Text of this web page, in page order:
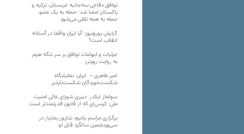
توافق دفاعی سه‌جانبه عربستان، ترکیه و
پاکستان امضا شد؛ حمله به یک عضو،
حمله به همه تلقی می‌شود
گزارش یورونیوز؛ آیا ایران واقعا در آستانه
انقلاب است؟
جزئیات و ابهامات توافق بر سر تنگه هرمز
به روایت رویترز
امیر طاهری – ایران: نمایشگاه
شکست‌خوردگان شکست‌ناپذیر
سولماز ایکدر: دبیری شورای عالی امنیت
ملی؛ کرسی‌ای که از قانون قدرتمندتر است
برگزاری مراسم یادبود شاپور بختیار در
سی‌وپنجمین سالگرد قتل او